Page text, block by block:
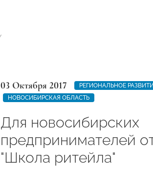
03 Октября 2017
РЕГИОНАЛЬНОЕ
НОВОСИБИРСКАЯ ОБЛАСТЬ
Для новосибирских
предпринимателей
"Школа ритейла"